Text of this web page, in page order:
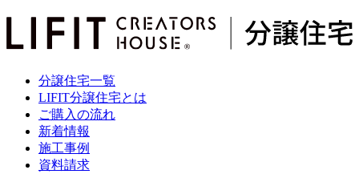
分譲住宅一覧
LIFIT分譲住宅とは
ご購入の流れ
新着情報
施工事例
資料請求